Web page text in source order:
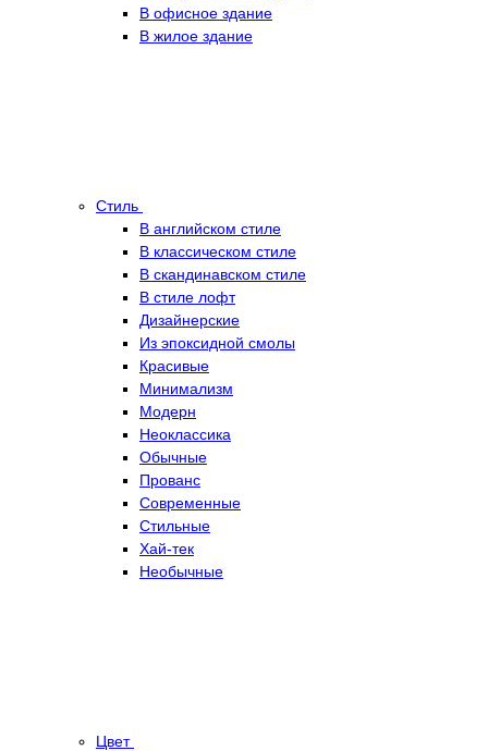
В офисное здание
В жилое здание
Стиль
В английском стиле
В классическом стиле
В скандинавском стиле
В стиле лофт
Дизайнерские
Из эпоксидной смолы
Красивые
Минимализм
Модерн
Неоклассика
Обычные
Прованс
Современные
Стильные
Хай-тек
Необычные
Цвет